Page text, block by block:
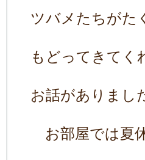
ツバメたちがた
もどってきてく
お話がありまし
お部屋では夏